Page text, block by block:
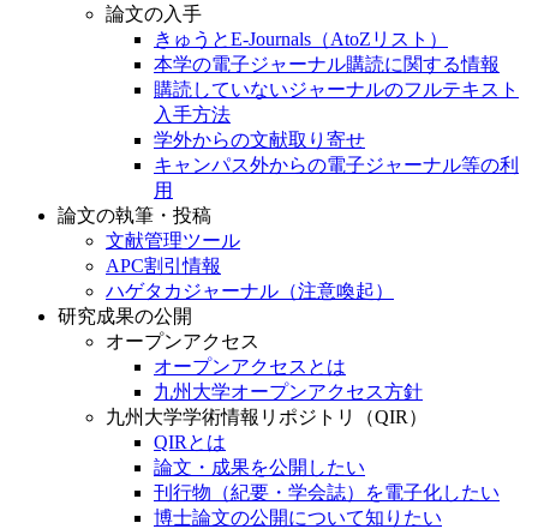
論文の入手
きゅうとE-Journals（AtoZリスト）
本学の電子ジャーナル購読に関する情報
購読していないジャーナルのフルテキスト
入手方法
学外からの文献取り寄せ
キャンパス外からの電子ジャーナル等の利
用
論文の執筆・投稿
文献管理ツール
APC割引情報
ハゲタカジャーナル（注意喚起）
研究成果の公開
オープンアクセス
オープンアクセスとは
九州大学オープンアクセス方針
九州大学学術情報リポジトリ（QIR）
QIRとは
論文・成果を公開したい
刊行物（紀要・学会誌）を電子化したい
博士論文の公開について知りたい